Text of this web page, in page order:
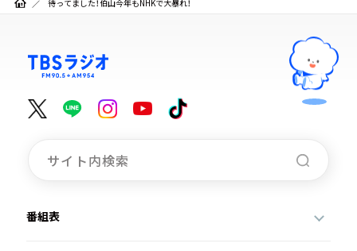
待ってました！伯山今年もNHKで大暴れ！
番組表